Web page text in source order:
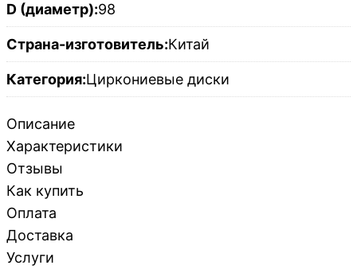
D (диаметр):98
Страна-изготовитель:Китай
Категория:Циркониевые диски
Описание
Характеристики
Отзывы
Как купить
Оплата
Доставка
Услуги